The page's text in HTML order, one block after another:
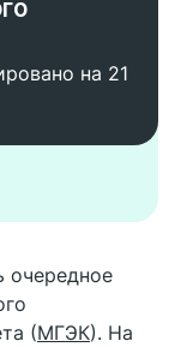
на 21
очередное
(МГЭК). На